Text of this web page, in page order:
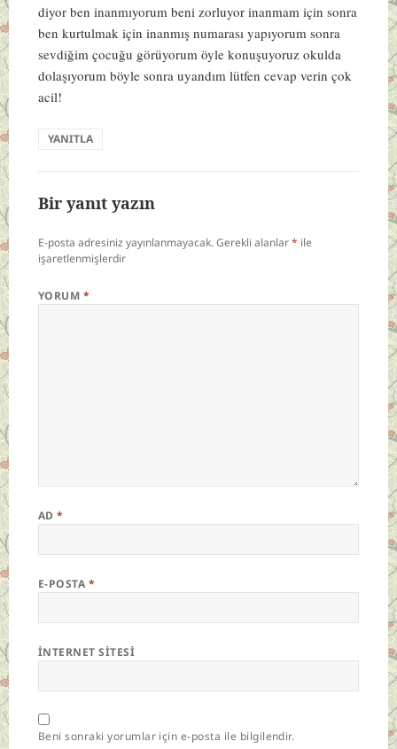
diyor ben inanmıyorum beni zorluyor inanmam için sonra
ben kurtulmak için inanmış numarası yapıyorum sonra
sevdiğim çocuğu görüyorum öyle konuşuyoruz okulda
dolaşıyorum böyle sonra uyandım lütfen cevap verin çok
acil!
YANITLA
Bir yanıt yazın
E-posta adresiniz yayınlanmayacak.Gerekli alanlar* ile
işaretlenmişlerdir
YORUM *
AD*
E-POSTA *
İNTERNET SITESI
Beni sonraki yorumlar için e-posta ile bilgilendir.